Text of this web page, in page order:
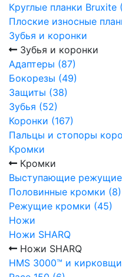
Круглые планки Bruxite
Плоские износные
Зубья и коронки
Зубья и коронки
Адаптеры (87)
Бокорезы (49)
Защиты (38)
Зубья (52)
Коронки (167)
Пальцы и стопоры
Кромки
Кромки
Выступающие режущие
Половинные кромки (8)
Режущие кромки (45)
Ножи
Ножи SHARQ
Ножи SHARQ
HMS 3000™ и